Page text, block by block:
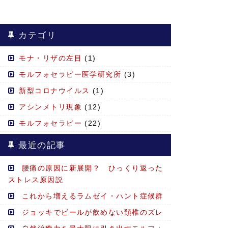
カテゴリ
モナ・リザの左目 (1)
モルフォセラピー医学研究所 (3)
新型コロナウイルス (1)
アシンメトリ現象 (12)
モルフォセラピー (22)
最近の記事
腰痛の原因に新展開？ ひっくり返った
ストレス原因説
これから増えるラムゼイ・ハント症候群
ジョッキでビールが飲めない頚椎のズレ